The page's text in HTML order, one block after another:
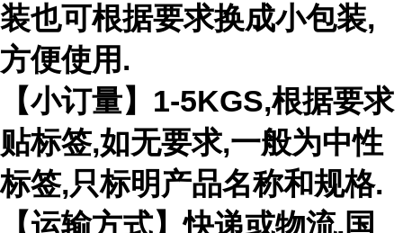
装也可根据要求换成小包装,
方便使用.
【小订量】1-5KGS,根据要求
贴标签,如无要求,一般为中性
标签,只标明产品名称和规格.
【运输方式】快递或物流,国